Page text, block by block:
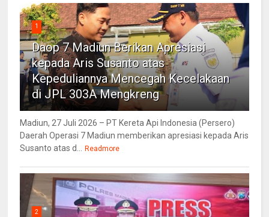
1
Daop 7 Madiun Berikan Apresiasi
kepada Aris Susanto atas
Kepeduliannya Mencegah Kecelakaan
di JPL 303A Mengkreng
Madiun, 27 Juli 2026 – PT Kereta Api Indonesia (Persero)
Daerah Operasi 7 Madiun memberikan apresiasi kepada Aris
Susanto atas d...
Readmore
2